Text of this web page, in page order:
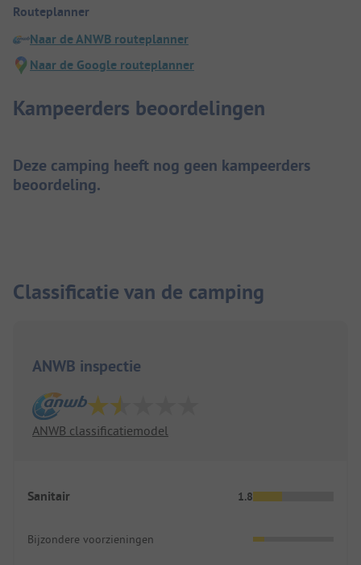
Routeplanner
Naar de ANWB routeplanner
Naar de Google routeplanner
Kampeerders beoordelingen
Deze camping heeft nog geen kampeerders
beoordeling.
Classificatie van de camping
ANWB inspectie
ANWB classificatiemodel
Sanitair 1.8
Bijzondere voorzieningen